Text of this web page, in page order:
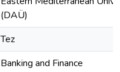
(DAÜ)
Tez
Banking and Finance